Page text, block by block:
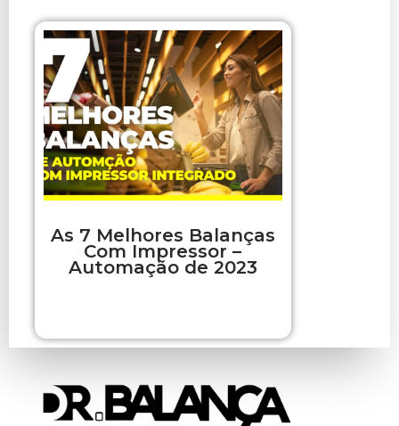
As 7 Melhores Balanças
Com Impressor –
Automação de 2023